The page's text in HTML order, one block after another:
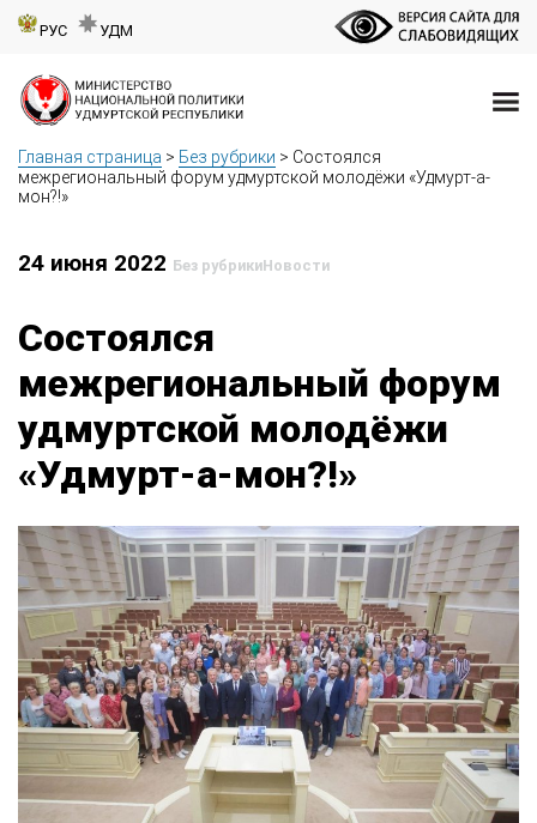
РУС УДМ
Главная страница > Без рубрики > Состоялся
межрегиональный форум удмуртской молодёжи «Удмурт-а-
мон?!»
24 июня 2022 Без рубрикиНовости
Состоялся
межрегиональный форум
удмуртской молодёжи
«Удмурт-а-мон?!»